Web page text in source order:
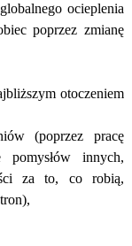
ocieplenia
poprzez zmianę
otoczeniem
(poprzez pracę
pomysłów innych,
za to, co robią,